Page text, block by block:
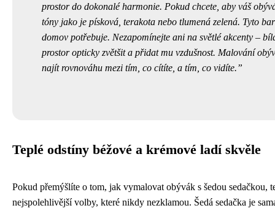
prostor do dokonalé harmonie. Pokud chcete, aby váš
tóny jako je písková, terakota nebo tlumená zelená. Tyto
domov potřebuje. Nezapomínejte ani na světlé akcenty –
prostor opticky zvětšit a přidat mu vzdušnost. Malování
najít rovnováhu mezi tím, co cítíte, a tím, co vidíte.
Teplé odstíny béžové a krémové ladí skvěle
Pokud přemýšlíte o tom, jak vymalovat obývák s šedou sedačkou,
nejspolehlivější volby, které nikdy nezklamou. Šedá sedačka je